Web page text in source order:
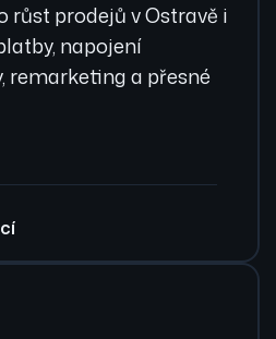
růst prodejů v Ostravě i
napojení
remarketing a přesné